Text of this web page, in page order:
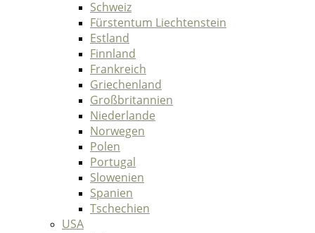
Schweiz
Fürstentum Liechtenstein
Estland
Finnland
Frankreich
Griechenland
Großbritannien
Niederlande
Norwegen
Polen
Portugal
Slowenien
Spanien
Tschechien
USA